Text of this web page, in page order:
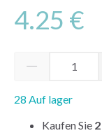
4.25 €
28 Auf lager
Kaufen Sie 2